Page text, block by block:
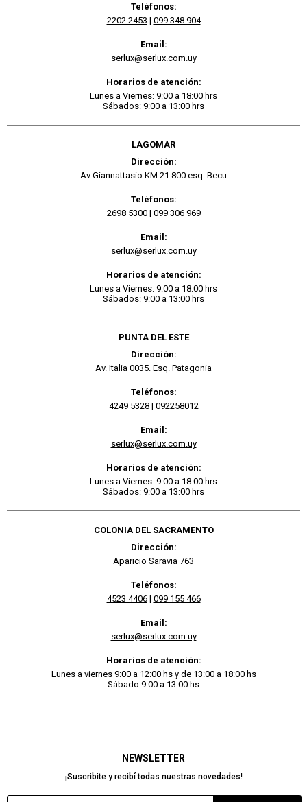
NEWSLETTER
¡Suscribite y recibí todas nuestras novedades!
Teléfonos:
2202 2453 | 099 348 904
Email:
serlux@serlux.com.uy
Horarios de atención:
Lunes a Viernes: 9:00 a 18:00 hrs
Sábados: 9:00 a 13:00 hrs
LAGOMAR
Dirección:
Av Giannattasio KM 21.800 esq. Becu
Teléfonos:
2698 5300| 099 306 969
Email:
serlux@serlux.com.uy
Horarios de atención:
Lunes a Viernes: 9:00 a 18:00 hrs
Sábados: 9:00 a 13:00 hrs
PUNTA DEL ESTE
Dirección:
Av. Italia 0035. Esq. Patagonia
Teléfonos:
4249 5328| 092258012
Email:
serlux@serlux.com.uy
Horarios de atención:
Lunes a Viernes: 9:00 a 18:00 hrs
Sábados: 9:00 a 13:00 hrs
COLONIA DEL SACRAMENTO
Dirección:
Aparicio Saravia 763
Teléfonos:
4523 4406| 099 155 466
Email:
serlux@serlux.com.uy
Horarios de atención:
Lunes a viernes 9:00 a 12:00 hs y de 13:00 a 18:00 hs
Sábado 9:00 a 13:00 hs